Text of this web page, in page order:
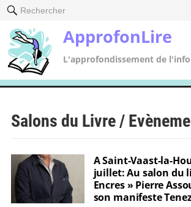
Rechercher
ApprofonLire
L'approfondissement de
Salons du Livre /
A Saint-Vaast-la-
juillet: Au salon du
Encres » Pierre
son manifeste